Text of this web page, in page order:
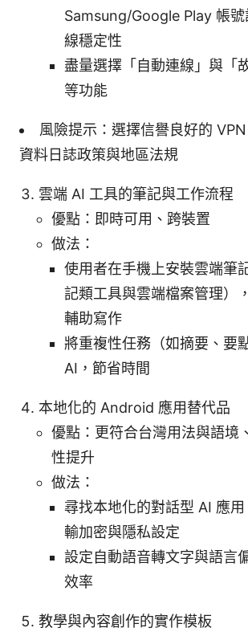
Samsung/Google Play 帳號
線穩定性
盡量選擇「自動連線」與「
等功能
風險提示：選擇信譽良好的
資料日誌政策與地區法規
雲端 AI 工具的筆記與工作流程
優點：即時可用、跨裝置
做法：
使用者在手機上安裝雲端筆
記類工具與雲端檔案管理）
輔助寫作
將重複性任務（如摘要、要
AI，節省時間
本地化的 Android 應用替代品
優點：更符合台灣用法與語境
性提升
做法：
尋找本地化的對話型 AI 應
輸加密與隱私設定
設定自動語音轉文字與語言
效率
教學與內容創作的實作模板